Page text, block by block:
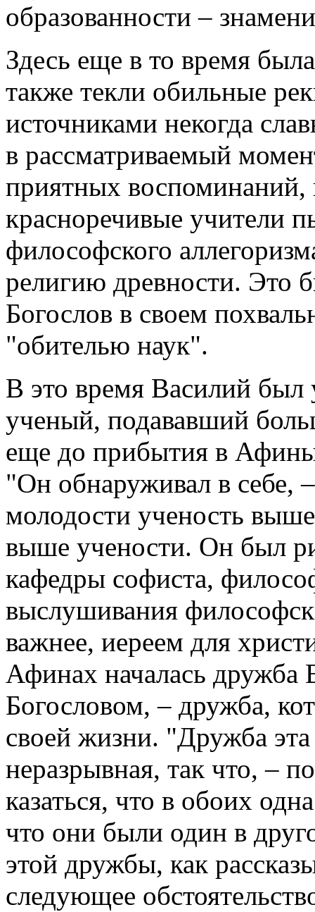
образованности –
Здесь еще в то время
также текли обильные
источниками некогда
в рассматриваемый
приятных воспоминаний,
красноречивые учители
философского
религию древности. Это
Богослов в своем
"обителью наук".
В это время Василий был
ученый, подававший
еще до прибытия в
"Он обнаруживал в себе,
молодости ученость выше
выше учености. Он был
кафедры софиста,
выслушивания
важнее, иереем для
Афинах началась дружба
Богословом, – дружба,
своей жизни. "Дружба
неразрывная, так что,–
казаться, что в обоих
что они были один в
этой дружбы, как
следующее